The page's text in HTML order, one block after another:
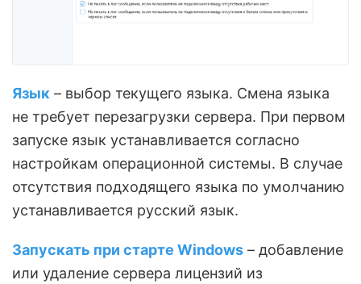
Язык – выбор текущего языка. Смена языка
не требует перезагрузки сервера. При первом
запуске язык устанавливается согласно
настройкам операционной системы. В случае
отсутствия подходящего языка по умолчанию
устанавливается русский язык.
Запускать при старте Windows – добавление
или удаление сервера лицензий из